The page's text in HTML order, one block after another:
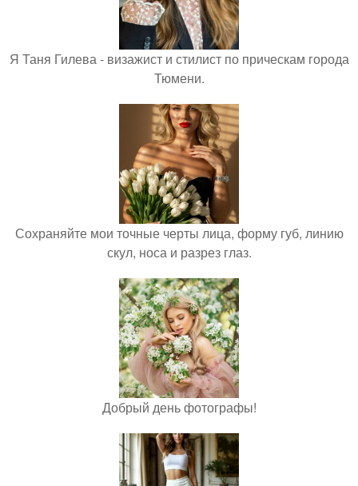
Я Таня Гилева - визажист и стилист по прическам города
Тюмени.
Сохраняйте мои точные черты лица, форму губ, линию
скул, носа и разрез глаз.
Добрый день фотографы!